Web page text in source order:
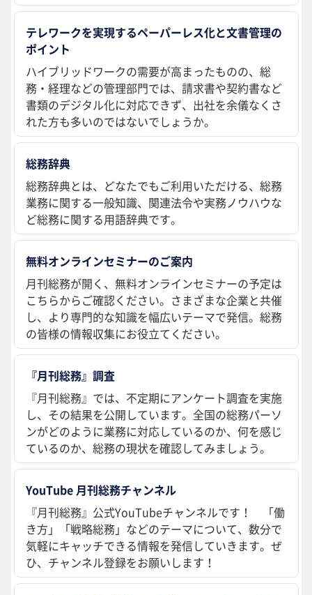
テレワークを実現するペーパーレス化と文書管理の
ポイント
ハイブリッドワークの需要が高まったものの、総
務・経理などの管理部門では、請求書や契約書など
書類のデジタル化に対応できず、出社を余儀なくさ
れた方も多いのではないでしょうか。
総務辞典
総務辞典とは、どなたでもご利用いただける、総務
業務に関する一般知識、関連法令や実務ノウハウな
ど総務に関する用語辞典です。
無料オンラインセミナーのご案内
月刊総務が開く、無料オンラインセミナーの予定は
こちらからご確認ください。さまざまな企業と共催
し、より専門的な知識を幅広いテーマで発信。総務
の皆様の情報収集にお役立てください。
『月刊総務』調査
『月刊総務』では、不定期にアンケート調査を実施
し、その結果を公開しています。全国の総務パーソ
ンがどのように業務に対応しているのか、何を感じ
ているのか、総務の現状を確認してみましょう。
YouTube 月刊総務チャンネル
『月刊総務』公式YouTubeチャンネルです！ 「働
き方」「戦略総務」などのテーマについて、数分で
気軽にキャッチできる情報を発信していきます。ぜ
ひ、チャンネル登録をお願いします！